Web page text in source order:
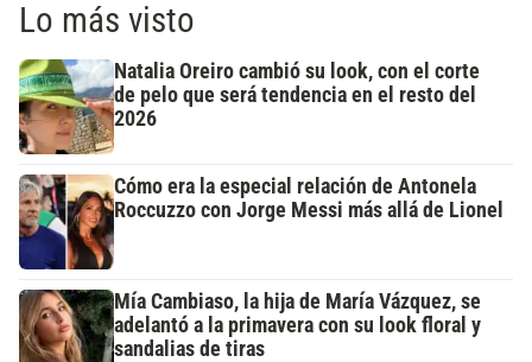
Lo más visto
Natalia Oreiro cambió su look, con el corte
de pelo que será tendencia en el resto del
2026
Cómo era la especial relación de Antonela
Roccuzzo con Jorge Messi más allá de Lionel
Mía Cambiaso, la hija de María Vázquez, se
adelantó a la primavera con su look floral y
sandalias de tiras